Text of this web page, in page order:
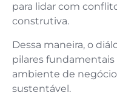
para lidar com
construtiva.
Dessa maneira, o
pilares fundamentais
ambiente de
sustentável.